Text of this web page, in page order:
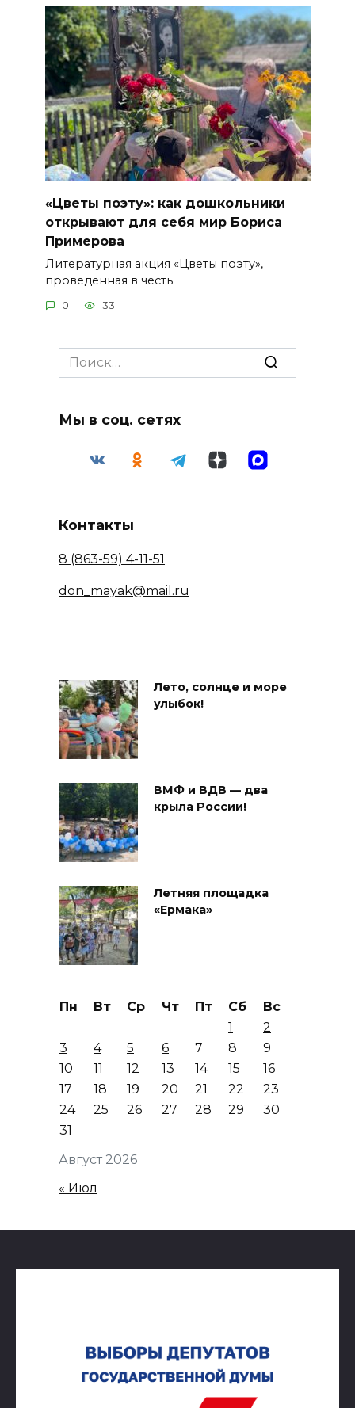
«Цветы поэту»: как дошкольники
открывают для себя мир Бориса
Примерова
Литературная акция «Цветы поэту»,
проведенная в честь
0 33
Search
for:
Мы в соц. сетях
Контакты
8 (863-59) 4-11-51
don_mayak@mail.ru
Лето, солнце и море
улыбок!
ВМФ и ВДВ — два
крыла России!
Летняя площадка
«Ермака»
Август 2026
Пн Вт Ср Чт Пт Сб
Вс
1
2
3
4 5 6 7 8
9
10
11 12 13 14 15
16
17
18 19 20 21 22
23
24
25 26 27 28 29
30
31
« Июл